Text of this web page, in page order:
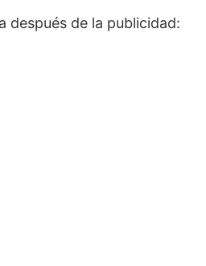
después de la publicidad: